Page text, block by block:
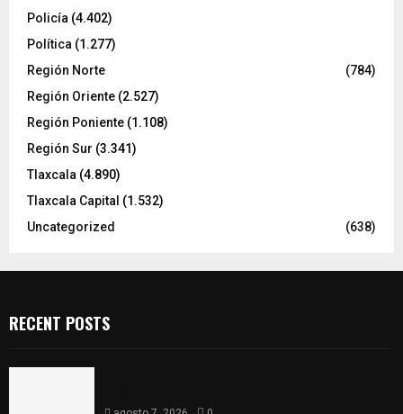
Policía (4.402)
Política (1.277)
Región Norte
(784)
Región Oriente (2.527)
Región Poniente (1.108)
Región Sur (3.341)
Tlaxcala (4.890)
Tlaxcala Capital (1.532)
Uncategorized
(638)
RECENT POSTS